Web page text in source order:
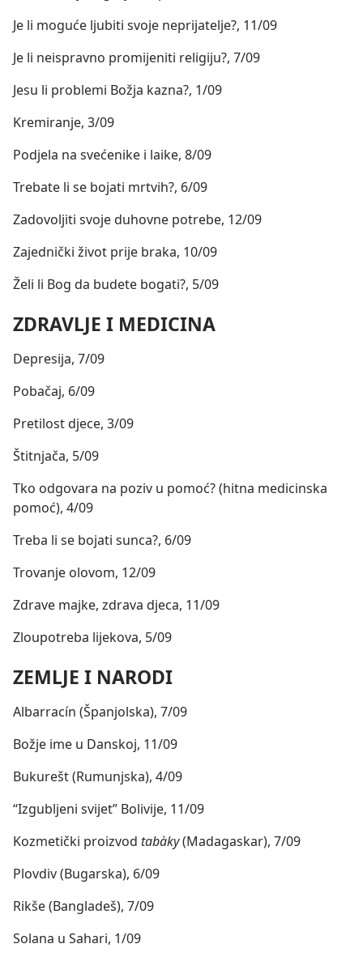
Je li moguće ljubiti svoje neprijatelje?, 11/09
Je li neispravno promijeniti religiju?, 7/09
Jesu li problemi Božja kazna?, 1/09
Kremiranje, 3/09
Podjela na svećenike i laike, 8/09
Trebate li se bojati mrtvih?, 6/09
Zadovoljiti svoje duhovne potrebe, 12/09
Zajednički život prije braka, 10/09
Želi li Bog da budete bogati?, 5/09
ZDRAVLJE I MEDICINA
Depresija, 7/09
Pobačaj, 6/09
Pretilost djece, 3/09
Štitnjača, 5/09
Tko odgovara na poziv u pomoć? (hitna medicinska
pomoć), 4/09
Treba li se bojati sunca?, 6/09
Trovanje olovom, 12/09
Zdrave majke, zdrava djeca, 11/09
Zloupotreba lijekova, 5/09
ZEMLJE I NARODI
Albarracín (Španjolska), 7/09
Božje ime u Danskoj, 11/09
Bukurešt (Rumunjska), 4/09
“Izgubljeni svijet” Bolivije, 11/09
Kozmetički proizvod tabàky(Madagaskar), 7/09
Plovdiv (Bugarska), 6/09
Rikše (Bangladeš), 7/09
Solana u Sahari, 1/09